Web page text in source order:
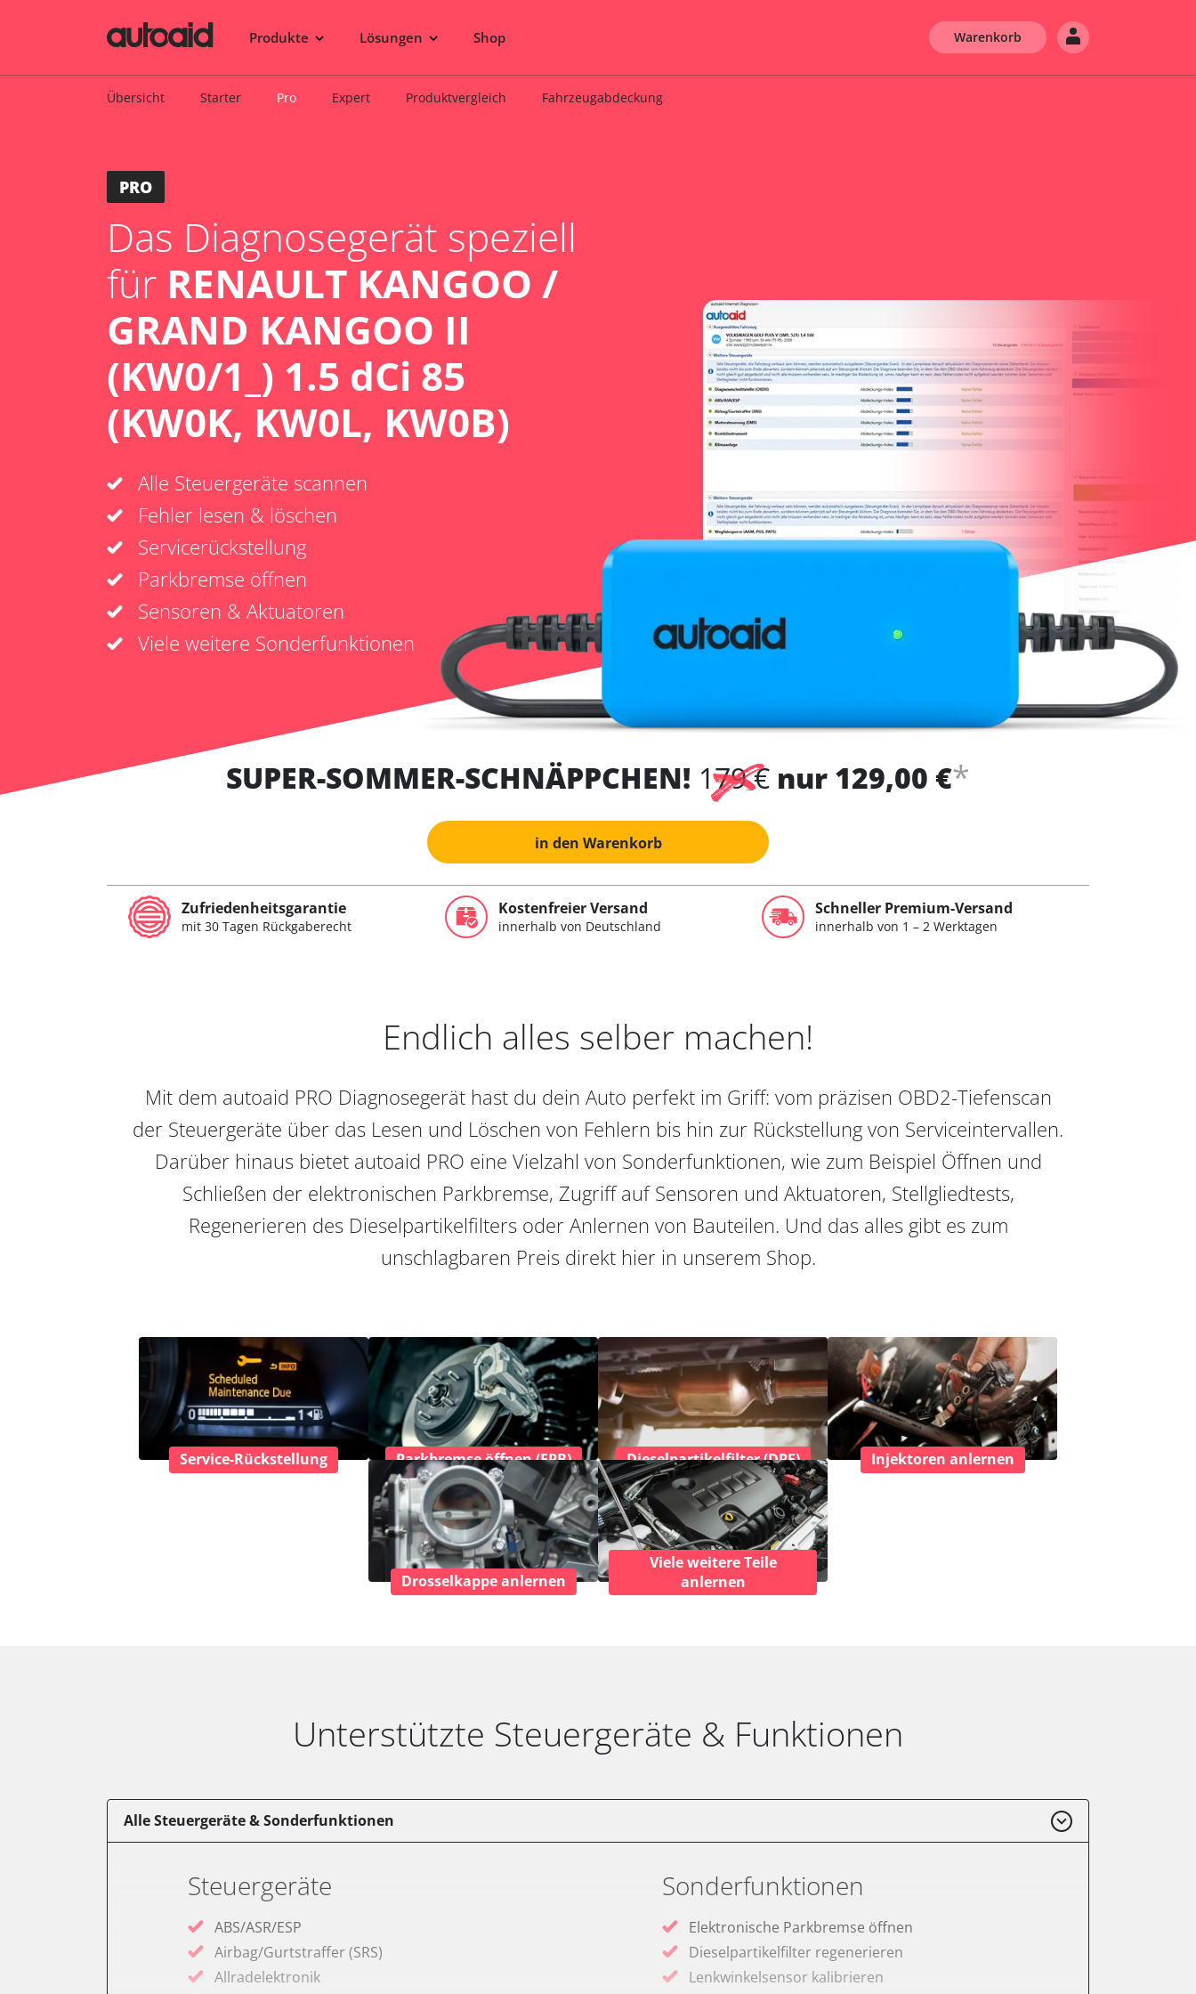
Produkte Lösungen Shop Warenkorb
Übersicht Starter Pro Expert Produktvergleich Fahrzeugabdeckung
PRO
Das Diagnosegerät speziell
für RENAULT KANGOO /
GRAND KANGOO II
(KW0/1_) 1.5 dCi 85
(KW0K, KW0L, KW0B)
Alle Steuergeräte scannen
Fehler lesen & löschen
Servicerückstellung
Parkbremse öffnen
Sensoren & Aktuatoren
Viele weitere Sonderfunktionen
SUPER-SOMMER-SCHNÄPPCHEN! 179 € nur 129,00 €*
in den Warenkorb
Zufriedenheitsgarantie
mit 30 Tagen Rückgaberecht
Kostenfreier Versand
innerhalb von Deutschland
Schneller Premium-Versand
innerhalb von 1 – 2 Werktagen
Endlich alles selber machen!
Mit dem autoaid PRO Diagnosegerät hast du dein Auto perfekt im Griff: vom präzisen OBD2-Tiefenscan
der Steuergeräte über das Lesen und Löschen von Fehlern bis hin zur Rückstellung von Serviceintervallen.
Darüber hinaus bietet autoaid PRO eine Vielzahl von Sonderfunktionen, wie zum Beispiel Öffnen und
Schließen der elektronischen Parkbremse, Zugriff auf Sensoren und Aktuatoren, Stellgliedtests,
Regenerieren des Dieselpartikelfilters oder Anlernen von Bauteilen. Und das alles gibt es zum
unschlagbaren Preis direkt hier in unserem Shop.
Service-Rückstellung Parkbremse öffnen (EPB) Dieselpartikelfilter (DPF) Injektoren anlernen
Drosselkappe anlernen
Viele weitere Teile
anlernen
Unterstützte Steuergeräte & Funktionen
Alle Steuergeräte & Sonderfunktionen
Steuergeräte
ABS/ASR/ESP
Airbag/Gurtstraffer (SRS)
Allradelektronik
Sonderfunktionen
Elektronische Parkbremse öffnen
Dieselpartikelfilter regenerieren
Lenkwinkelsensor kalibrieren